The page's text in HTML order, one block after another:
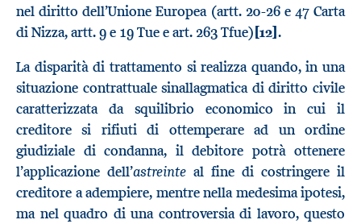
nel diritto dell’Unione Europea (artt. 20-26 e 47 Carta
di Nizza, artt. 9 e 19 Tue e art. 263 Tfue) [12].
La disparità di trattamento si realizza quando, in una
situazione contrattuale sinallagmatica di diritto civile
caratterizzata da squilibrio economico in cui il
creditore si rifiuti di ottemperare ad un ordine
giudiziale di condanna, il debitore potrà ottenere
l’applicazione dell’astreinte al fine di costringere il
creditore a adempiere, mentre nella medesima ipotesi,
ma nel quadro di una controversia di lavoro, questo